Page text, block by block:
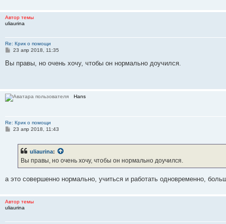
и
е
Автор темы
uliaurina
Re: Крик о помощи
С
о
е
23 апр 2018, 11:35
Вы правы, но очень хочу, чтобы он нормально доучился.
Hans
Re: Крик о помощи
С
е
23 апр 2018, 11:43
uliaurina:
Вы правы, но очень хочу, чтобы он нормально доучился.
а это совершенно нормально, учиться и работать одновременно,
Автор темы
uliaurina